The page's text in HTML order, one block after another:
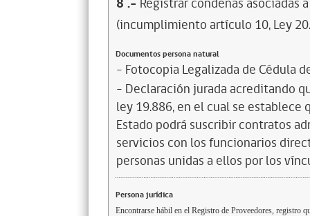
8 .- Registrar condenas asociadas
(incumplimiento artículo 10, Ley
Documentos persona natural
- Fotocopia Legalizada de Cédula
- Declaración jurada acreditando
ley 19.886, en el cual se
Estado podrá suscribir contratos
servicios con los funcionarios
personas unidas a ellos por los
Persona jurídica
Encontrarse hábil en el Registro de Proveedores, registro